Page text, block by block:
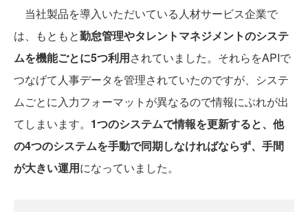
当社製品を導入いただいている人材サービス企業で
は、もともと勤怠管理やタレントマネジメントのシステ
ムを機能ごとに5つ利用されていました。それらをAPIで
つなげて人事データを管理されていたのですが、システ
ムごとに入力フォーマットが異なるので情報にぶれが出
てしまいます。 1つのシステムで情報を更新すると、他
の4つのシステムを手動で同期しなければならず、手間
が大きい運用になっていました。